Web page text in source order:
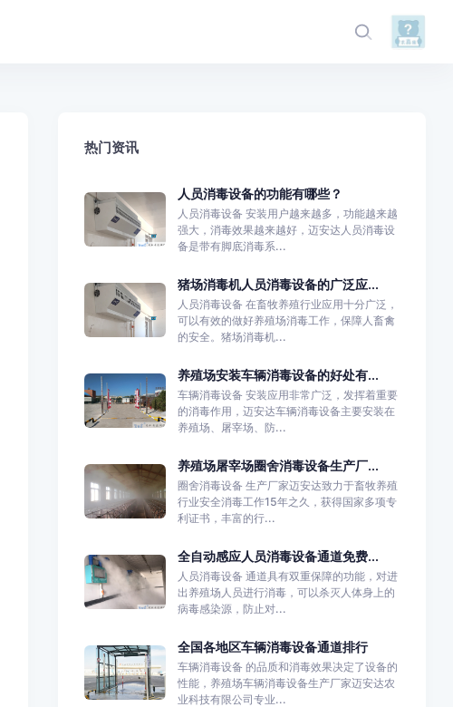
热门资讯
人员消毒设备的功能有哪些？
人员消毒设备 安装用户越来越多，功能越来越
强大，消毒效果越来越好，迈安达人员消毒设
备是带有脚底消毒系...
猪场消毒机人员消毒设备的广泛应...
人员消毒设备 在畜牧养殖行业应用十分广泛，
可以有效的做好养殖场消毒工作，保障人畜禽
的安全。猪场消毒机...
养殖场安装车辆消毒设备的好处有...
车辆消毒设备 安装应用非常广泛，发挥着重要
的消毒作用，迈安达车辆消毒设备主要安装在
养殖场、屠宰场、防...
养殖场屠宰场圈舍消毒设备生产厂...
圈舍消毒设备 生产厂家迈安达致力于畜牧养殖
行业安全消毒工作15年之久，获得国家多项专
利证书，丰富的行...
全自动感应人员消毒设备通道免费...
人员消毒设备 通道具有双重保障的功能，对进
出养殖场人员进行消毒，可以杀灭人体身上的
病毒感染源，防止对...
全国各地区车辆消毒设备通道排行
车辆消毒设备 的品质和消毒效果决定了设备的
性能，养殖场车辆消毒设备生产厂家迈安达农
业科技有限公司专业...